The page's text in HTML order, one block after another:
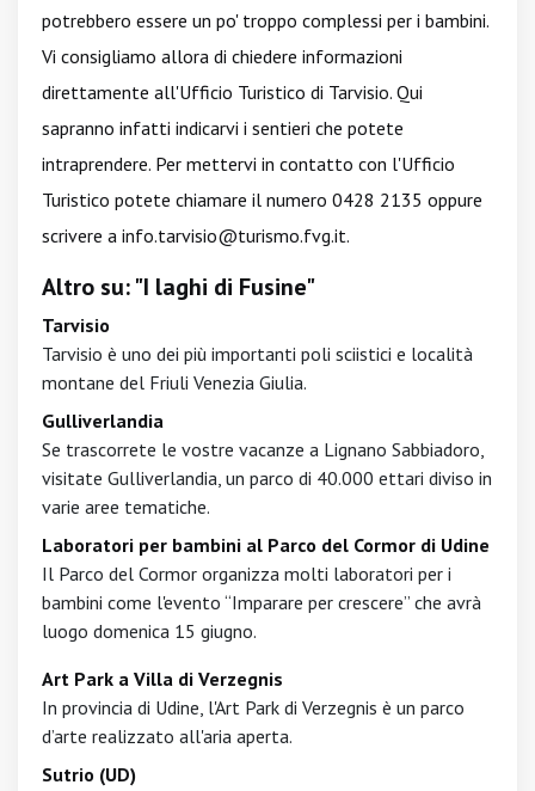
potrebbero essere un po' troppo complessi per i bambini.
Vi consigliamo allora di chiedere informazioni
direttamente all'Ufficio Turistico di Tarvisio. Qui
sapranno infatti indicarvi i sentieri che potete
intraprendere. Per mettervi in contatto con l'Ufficio
Turistico potete chiamare il numero 0428 2135 oppure
scrivere a info.tarvisio@turismo.fvg.it.
Altro su: "I laghi di Fusine"
Tarvisio
Tarvisio è uno dei più importanti poli sciistici e località
montane del Friuli Venezia Giulia.
Gulliverlandia
Se trascorrete le vostre vacanze a Lignano Sabbiadoro,
visitate Gulliverlandia, un parco di 40.000 ettari diviso in
varie aree tematiche.
Laboratori per bambini al Parco del Cormor di Udine
Il Parco del Cormor organizza molti laboratori per i
bambini come l'evento “Imparare per crescere” che avrà
luogo domenica 15 giugno.
Art Park a Villa di Verzegnis
In provincia di Udine, l'Art Park di Verzegnis è un parco
d’arte realizzato all'aria aperta.
Sutrio (UD)